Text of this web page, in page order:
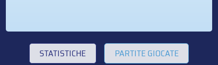
STATISTICHE PARTITE GIOCATE